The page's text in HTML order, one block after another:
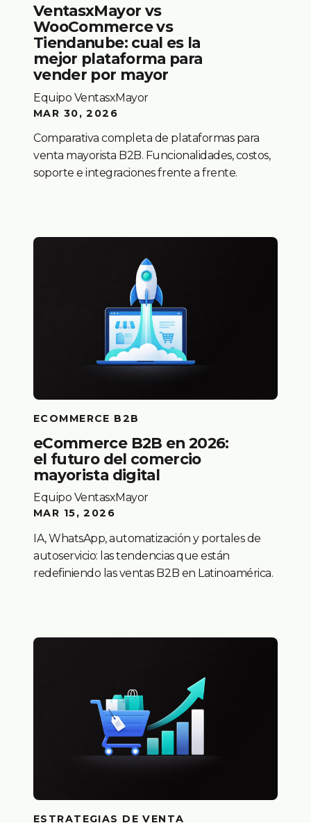
VentasxMayor vs
WooCommerce vs
Tiendanube: cual es la
mejor plataforma para
vender por mayor
Equipo VentasxMayor
MAR 30, 2026
Comparativa completa de plataformas para
venta mayorista B2B. Funcionalidades, costos,
soporte e integraciones frente a frente.
ECOMMERCE B2B
eCommerce B2B en 2026:
el futuro del comercio
mayorista digital
Equipo VentasxMayor
MAR 15, 2026
IA, WhatsApp, automatización y portales de
autoservicio: las tendencias que están
redefiniendo las ventas B2B en Latinoamérica.
ESTRATEGIAS DE VENTA